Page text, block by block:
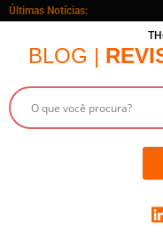
Últimas Notícias:
BLOG |